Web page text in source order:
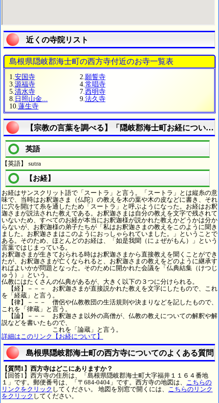
近くの寺院リスト
島根県隠岐郡海士町の西方寺付近のお寺一覧表
1. 安国寺 2. 願誓寺
3. 源福寺 4. 常唱寺
5. 清水寺 7. 西明寺
8. 日照山金... 9. 法久寺
10. 蓮生寺
【宗教の言葉を調べる】「隠岐郡海士町お経について
英語
【英語】 sutra
【お経】
お経はサンスクリット語で「スートラ」と言う。「スートラ」とは縦糸の意
味で、当時はお釈迦さま（仏陀）の教えを木の葉や木の皮などに書き、それ
に穴を開けて糸を通したため「スートラ」と呼ぶようになった。お経はお釈
迦さまが説法された教えである。お釈迦さまは自分の教えを文字で残されて
いないため、すべてのお経が本当にお釈迦様が説かれた教えかどうかは分か
らないが、お釈迦様の弟子たちが「私はお釈迦さまの教えをこのように聞き
ました。お釈迦さまはこのようにおっしゃられていました。」ということで
ある。そのため、ほとんどのお経は、「如是我聞（にょぜがもん）」という
言葉ではじまっている。
お釈迦さまが生きておられる時はお釈迦さまから直接教えを聞くことができ
たが、お釈迦さまが亡くなられると、お釈迦さまの教えをどのように継承す
ればよいかが問題となった。そのために開かれた会議を「仏典結集（けつじ
ゅう）」という。
仏教にはたくさんの仏典があるが、大きく以下の３つに分けられる。
【経】－－－ お釈迦さまが直接説かれた教えを文字にしたもので、これ
を「経蔵」と言う。
【律】－－－ 僧侶や仏教教団の生活規則や決まりなどを記したもので、
これを「律蔵」と言う。
【論】－－－ お釈迦さま以外の高僧が、仏教の教えについての解釈や解
説などを書いたもので、
これを「論蔵」と言う。
詳細はこのリンク【お経について】
島根県隠岐郡海士町の西方寺についてのよくある質問
【質問1】西方寺はどこにありますか？
【回答1】西方寺の住所は、「島根県隠岐郡海士町大字福井１１６４番地
１」です。郵便番号は、「〒684-0404」です。西方寺の地図は、 こちらの
リンクをクリック してください。 地図を別窓で開くには、 こちらのリンク
をクリック してください。